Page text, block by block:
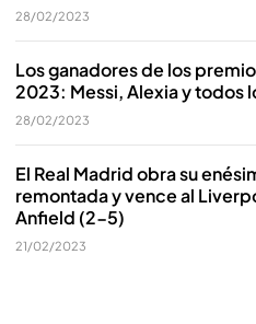
28/02/2023
Los ganadores de los
2023: Messi, Alexia y todos
28/02/2023
El Real Madrid obra su
remontada y vence al
Anfield (2-5)
21/02/2023